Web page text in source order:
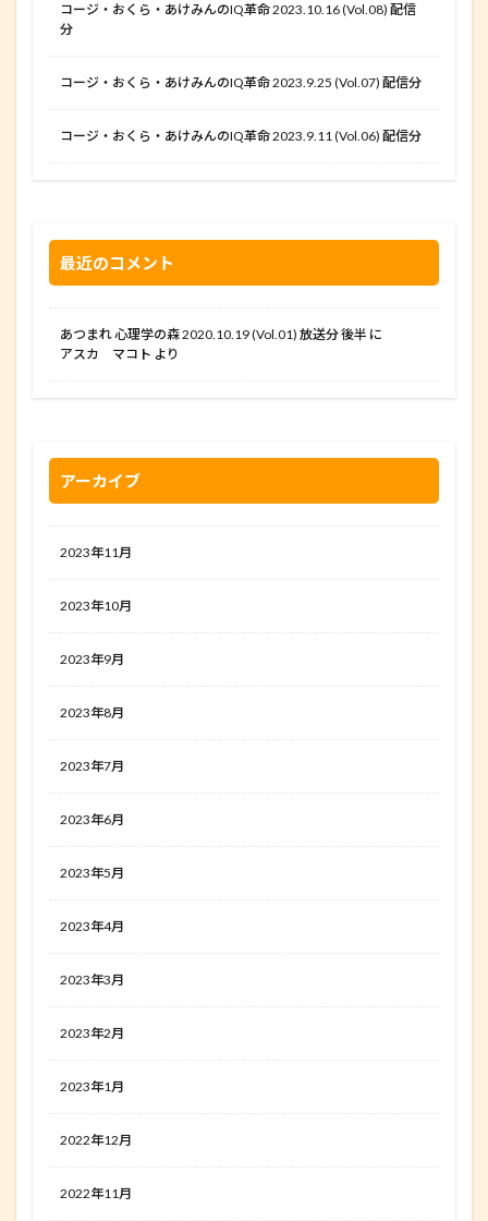
コージ・おくら・あけみんのIQ革命 2023.10.16 (Vol.08) 配信
分
コージ・おくら・あけみんのIQ革命 2023.9.25 (Vol.07) 配信分
コージ・おくら・あけみんのIQ革命 2023.9.11 (Vol.06) 配信分
最近のコメント
あつまれ 心理学の森 2020.10.19 (Vol.01) 放送分 後半 に
アスカ マコト より
アーカイブ
2023年11月
2023年10月
2023年9月
2023年8月
2023年7月
2023年6月
2023年5月
2023年4月
2023年3月
2023年2月
2023年1月
2022年12月
2022年11月